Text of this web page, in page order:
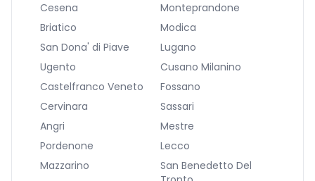
Cesena
Monteprandone
Briatico
Modica
San Dona' di Piave
Lugano
Ugento
Cusano Milanino
Castelfranco Veneto
Fossano
Cervinara
Sassari
Angri
Mestre
Pordenone
Lecco
Mazzarino
San Benedetto Del